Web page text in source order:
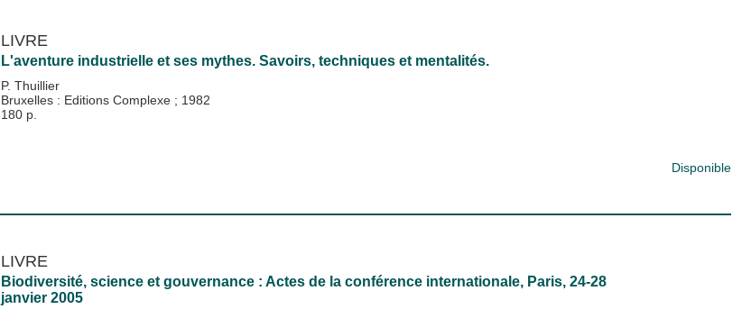
LIVRE
L'aventure industrielle et ses mythes. Savoirs, techniques et mentalités.
P. Thuillier
Bruxelles : Editions Complexe ; 1982
180 p.
Disponible
LIVRE
Biodiversité, science et gouvernance : Actes de la conférence internationale, Paris, 24-28
janvier 2005